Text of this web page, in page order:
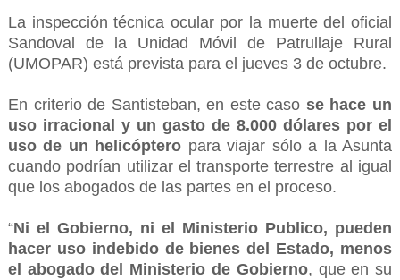
La inspección técnica ocular por la muerte del oficial
Sandoval de la Unidad Móvil de Patrullaje Rural
(UMOPAR) está prevista para el jueves 3 de octubre.
En criterio de Santisteban, en este caso se hace un
uso irracional y un gasto de 8.000 dólares por el
uso de un helicóptero para viajar sólo a la Asunta
cuando podrían utilizar el transporte terrestre al igual
que los abogados de las partes en el proceso.
“Ni el Gobierno, ni el Ministerio Publico, pueden
hacer uso indebido de bienes del Estado, menos
el abogado del Ministerio de Gobierno, que en su